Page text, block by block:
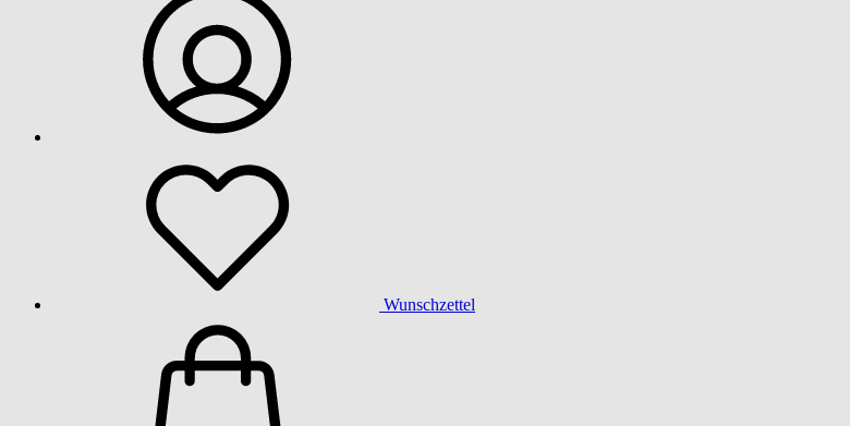
Wunschzettel